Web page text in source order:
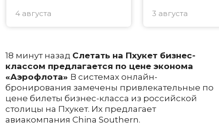
4 августа 3 августа
18 минут назад Слетать на Пхукет бизнес-
классом предлагается по цене эконома
«Аэрофлота» В системах онлайн-
бронирования замечены привлекательные по
цене билеты бизнес-класса из российской
столицы на Пхукет. Их предлагает
авиакомпания China Southern.